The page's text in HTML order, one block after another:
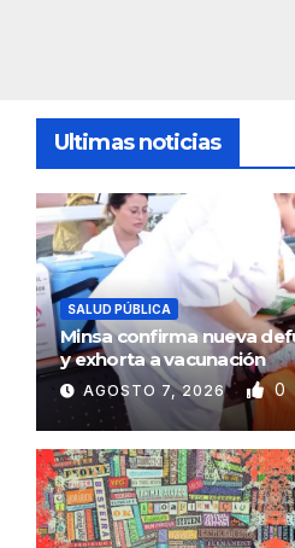
Ultimas noticias
SALUD PÚBLICA
Minsa confirma nueva
y exhorta a vacunación
AGOSTO 7, 2026 0